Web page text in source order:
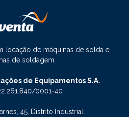
locação de máquinas de solda e
de soldagem.
de Equipamentos S.A.
0001-40
45, Distrito Industrial,